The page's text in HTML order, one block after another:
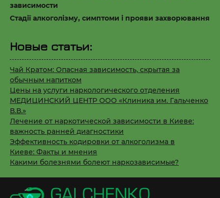
зависимости
Стадії алкоголізму, симптоми і прояви захворювання
Новые статьи:
Чай Кратом: Опасная зависимость, скрытая за
обычным напитком
Цены на услуги наркологического отделения
МЕДИЦИНСКИЙ ЦЕНТР ООО «Клиника им. Гальченко
В.В.»
Лечение от наркотической зависимости в Киеве:
важность ранней диагностики
Эффективность кодировки от алкоголизма в
Киеве: Факты и мнения
Какими болезнями болеют наркозависимые?